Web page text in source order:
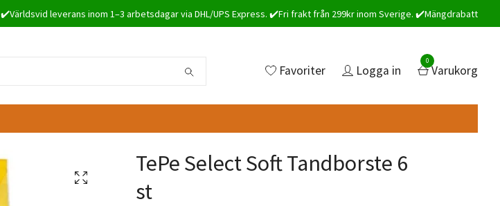
✔️Världsvid leverans inom 1–3 arbetsdagar via DHL/UPS Express. ✔️Fri frakt från 299kr inom Sverige. ✔️Mängdrabatt
Favoriter Logga in
0
Varukorg
TePe Select Soft Tandborste 6
st